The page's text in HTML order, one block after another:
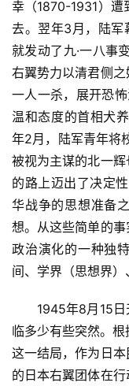
幸（1870-1931）遭
去。翌年3月，陆军
就发动了九·一八事
右翼势力以清君侧
一人一杀，展开恐
温和态度的首相犬
年2月，陆军青年将
被视为主谋的北一
的路上迈出了决定
华战争的思想准备
想。从这些简单的
政治演化的一种独
间、学界（思想界）
1945年8月15日
临多少有些突然。
这一结局，作为日
的日本右翼团体在